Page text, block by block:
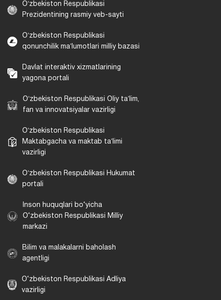
Oʻzbekiston Respublikasi
Prezidentining rasmiy veb-sayti
Oʻzbekiston Respublikasi
qonunchilik maʼlumotlari milliy bazasi
Davlat interaktiv xizmatlarining
yagona portali
Oʻzbekiston Respublikasi Oliy taʼlim,
fan va innovatsiyalar vazirligi
Oʻzbekiston Respublikasi
Maktabgacha va maktab taʼlimi
vazirligi
Oʻzbekiston Respublikasi Hukumat
portali
Inson huquqlari bo‘yicha
O‘zbekiston Respublikasi Milliy
markazi
Bilim va malakalarni baholash
agentligi
O‘zbekiston Respublikasi Adliya
vazirligi